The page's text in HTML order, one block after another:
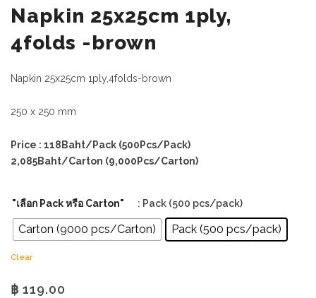
Napkin 25x25cm 1ply,
4folds -brown
Napkin 25x25cm 1ply,4folds-brown
250 x 250 mm
Price : 118Baht/Pack (500Pcs/Pack)
2,085Baht/Carton (9,000Pcs/Carton)
"เลือก Pack หรือ Carton" : Pack (500 pcs/pack)
Carton (9000 pcs/Carton) Pack (500 pcs/pack)
Clear
฿ 119.00